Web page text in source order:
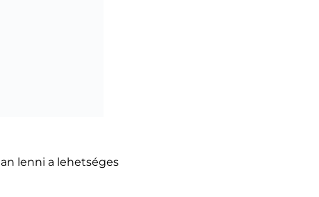
lenni a lehetséges